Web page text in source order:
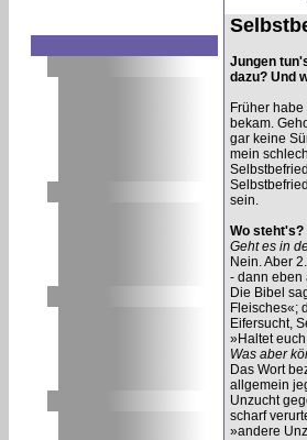
Jungen
dazu? Und
Früher
bekam.
gar keine
mein
sein.
Wo steht's?
Geht es in
Nein. Aber
- dann eben
Die Bibel
Fleisches«;
Eifersucht,
»Haltet
Was aber
Das Wort
allgemein
Unzucht
scharf
»andere